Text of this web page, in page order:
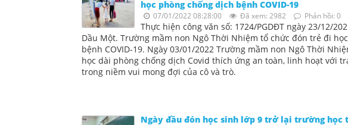
học phòng chống dịch bệnh COVID-19
07/01/2022 08:28:00 Đã xem: 2982 Phản hồi: 0
Thực hiện công văn số: 1724/PGDĐT ngày 23/12/
Dầu Một. Trường mầm non Ngô Thời Nhiệm tổ chức đón trẻ đi
bệnh COVID-19. Ngày 03/01/2022 Trường mầm non Ngô Thời
học dài phòng chống dịch Covid thích ứng an toàn, linh hoạt với
trong niềm vui mong đợi của cô và trò.
Ngày đầu đón học sinh lớp 9 trở lại trường học